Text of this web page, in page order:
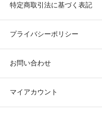
特定商取引法に基づく表記
プライバシーポリシー
お問い合わせ
マイアカウント